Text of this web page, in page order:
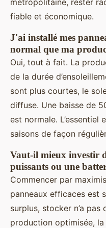
métropolitaine, rester
fiable et économique.
J'ai installé mes
normal que ma
Oui, tout à fait. La
de la durée
sont plus courtes, le
diffuse. Une baisse de
est normale. L’essentiel
saisons de façon
Vaut-il mieux investir
puissants ou une
Commencer par
panneaux efficaces est
surplus, stocker n’a pas
production optimisée,